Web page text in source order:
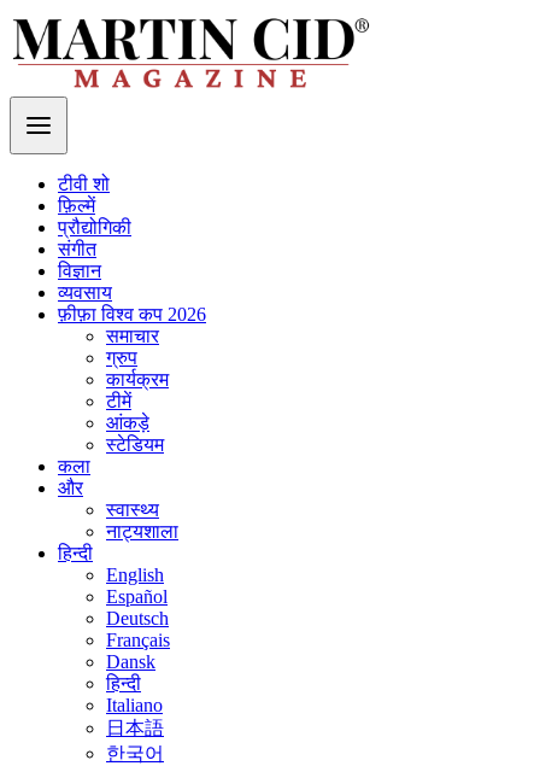
टीवी शो
फ़िल्में
प्रौद्योगिकी
संगीत
विज्ञान
व्यवसाय
फ़ीफ़ा विश्व कप 2026
समाचार
ग्रुप
कार्यक्रम
टीमें
आंकड़े
स्टेडियम
कला
और
स्वास्थ्य
नाट्यशाला
हिन्दी
English
Español
Deutsch
Français
Dansk
हिन्दी
Italiano
日本語
한국어